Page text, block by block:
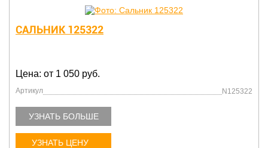
САЛЬНИК 125322
Цена: от 1 050 руб.
Артикул N125322
УЗНАТЬ БОЛЬШЕ
УЗНАТЬ ЦЕНУ